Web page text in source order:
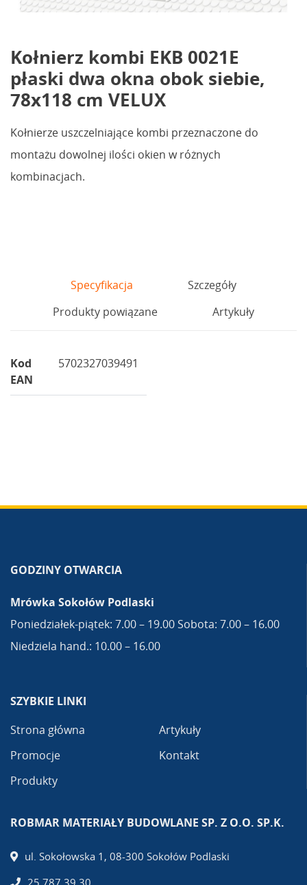
Kołnierz kombi EKB 0021E
płaski dwa okna obok siebie,
78x118 cm VELUX
Kołnierze uszczelniające kombi przeznaczone do
montażu dowolnej ilości okien w różnych
kombinacjach.
Specyfikacja
Szczegóły
Produkty powiązane
Artykuły
Kod
EAN
5702327039491
GODZINY OTWARCIA
Mrówka Sokołów Podlaski
Poniedziałek-piątek: 7.00 – 19.00 Sobota: 7.00 – 16.00
Niedziela hand.: 10.00 – 16.00
SZYBKIE LINKI
Strona główna
Promocje
Produkty
Artykuły
Kontakt
ROBMAR MATERIAŁY BUDOWLANE SP. Z O.O. SP.K.
ul. Sokołowska 1, 08-300 Sokołów Podlaski
25 787 39 30